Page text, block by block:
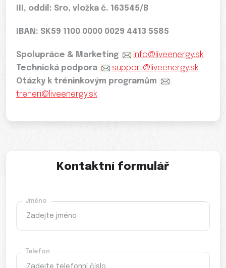
III, oddíl: Sro, vložka č. 163545/B
IBAN: SK59 1100 0000 0029 4413 5585
Spolupráce & Marketing
info@liveenergy.sk
Technická podpora
support@liveenergy.sk
Otázky k tréninkovým programům
treneri@liveenergy.sk
Kontaktní formulář
Jméno
Telefon